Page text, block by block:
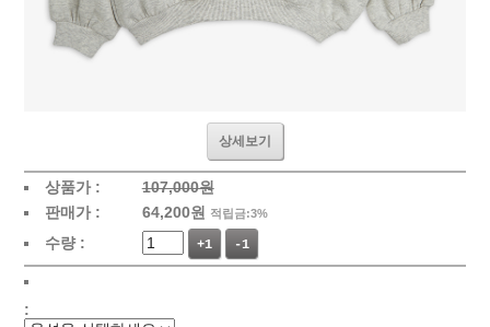
상세보기
상품가 :
107,000원
판매가 :
64,200원 적립금:3%
수량 : +1 -1
: